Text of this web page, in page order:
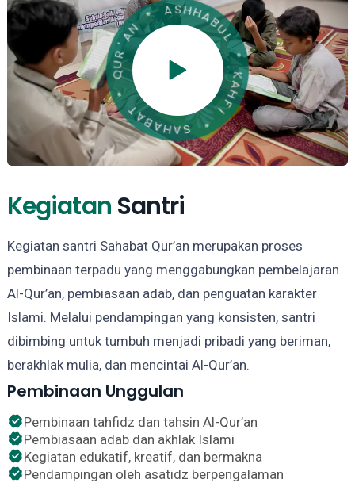
S
A
H
A
B
A
T
*
Q
UR'AN * AS
H
H
A
B
U
L
*
K
A
H
F
I
*
Kegiatan Santri
Kegiatan santri Sahabat Qur’an merupakan proses
pembinaan terpadu yang menggabungkan pembelajaran
Al-Qur’an, pembiasaan adab, dan penguatan karakter
Islami. Melalui pendampingan yang konsisten, santri
dibimbing untuk tumbuh menjadi pribadi yang beriman,
berakhlak mulia, dan mencintai Al-Qur’an.
Pembinaan Unggulan
Pembinaan tahfidz dan tahsin Al-Qur’an
Pembiasaan adab dan akhlak Islami
Kegiatan edukatif, kreatif, dan bermakna
Pendampingan oleh asatidz berpengalaman